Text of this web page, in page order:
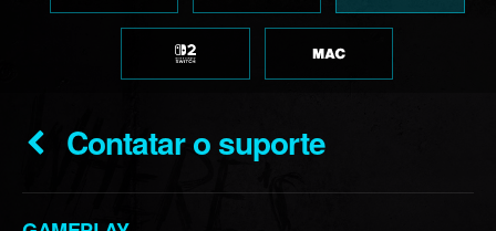
Contatar o suporte